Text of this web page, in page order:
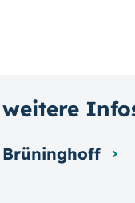
weitere
Brüninghoff